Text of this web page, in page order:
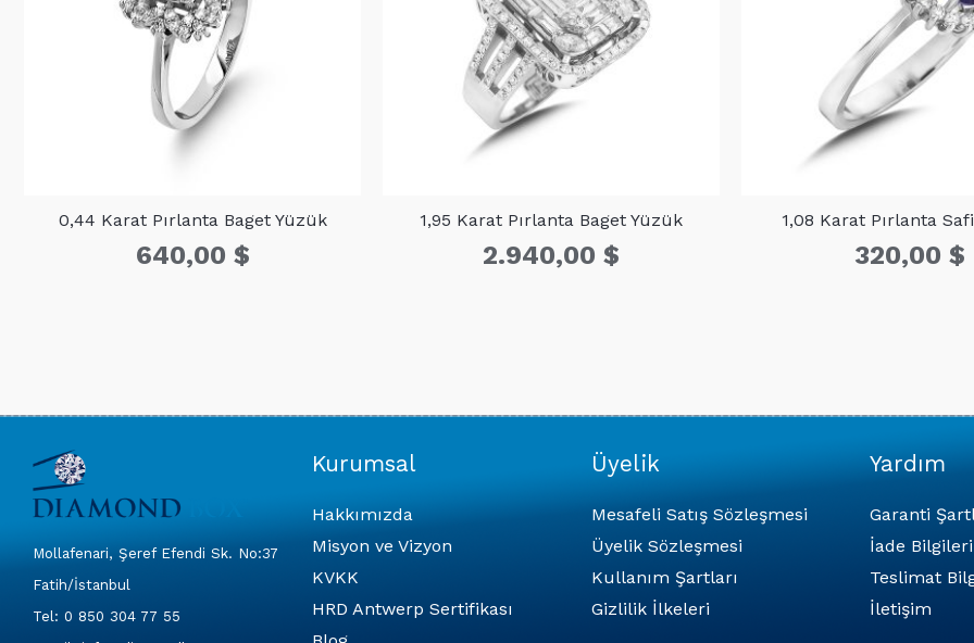
0,44 Karat Pırlanta Baget Yüzük
640,00 $
1,95 Karat Pırlanta Baget Yüzük
2.940,00 $
1,08 Karat Pırlanta
320,00 $
Mollafenari, Şeref Efendi Sk. No:37
Fatih/İstanbul
Tel: 0 850 304 77 55
Kurumsal
Hakkımızda
Misyon ve Vizyon
KVKK
HRD Antwerp Sertifikası
Üyelik
Mesafeli Satış Sözleşmesi
Üyelik Sözleşmesi
Kullanım Şartları
Gizlilik İlkeleri
Yardım
Garanti
İade Bilgileri
Teslimat
İletişim